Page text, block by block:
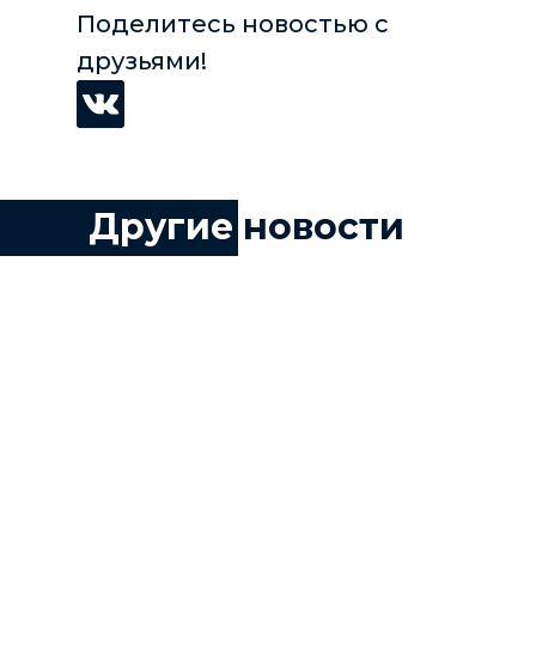
Поделитесь новостью с
друзьями!
Другие новости